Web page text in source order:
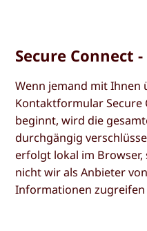
Secure Connect
Wenn jemand mit Ihnen
Kontaktformular Secure
beginnt, wird die
durchgängig
erfolgt lokal im
nicht wir als Anbieter
Informationen zugreifen